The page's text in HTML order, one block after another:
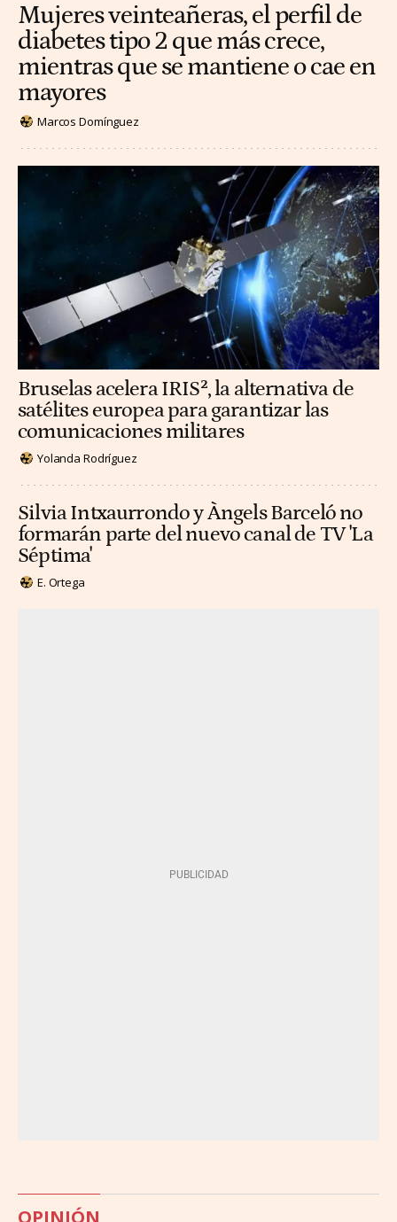
Mujeres veinteañeras, el perfil de
diabetes tipo 2 que más crece,
mientras que se mantiene o cae en
mayores
Marcos Domínguez
Bruselas acelera IRIS², la alternativa de
satélites europea para garantizar las
comunicaciones militares
Yolanda Rodríguez
Silvia Intxaurrondo y Àngels Barceló no
formarán parte del nuevo canal de TV 'La
Séptima'
E. Ortega